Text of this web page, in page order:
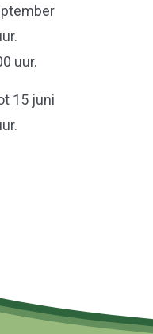
uur.
15 juni